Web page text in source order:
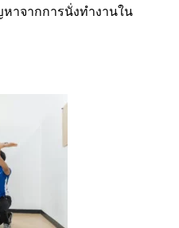
าจากการนั่งทำงานใน